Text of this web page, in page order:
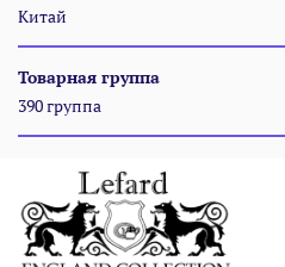
Китай
Товарная группа
390 группа